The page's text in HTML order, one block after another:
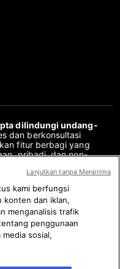
dilindungi undang-
dan berkonsultasi
fitur berbagi yang
pribadi, dan non-
konten situs
untuk tujuan lain
lisensi khusus yang
keras. Subjek
tautan dalam
yang diperlukan untuk
informasi yang
hak apa pun dari penulis
ketiga ini dan tidak
kami berfungsi
konten dan iklan,
menganalisis trafik
penggunaan
sosial,
Lanjutkan tanpa Menerima